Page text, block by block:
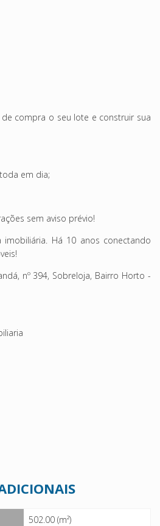
compra o seu lote e construir sua
em dia;
sem aviso prévio!
imobiliária. Há 10 anos conectando
nº 394, Sobreloja, Bairro Horto -
502.00 (m²)